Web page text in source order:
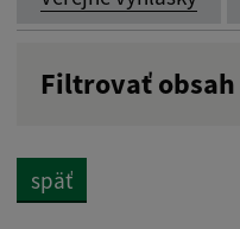
Filtrovať obsah
späť